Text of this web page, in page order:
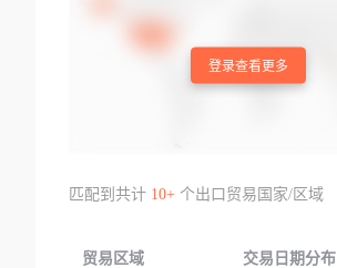
登录查看更多
匹配到共计 10+个出口贸易国家/区域
贸易区域 交易日期分布